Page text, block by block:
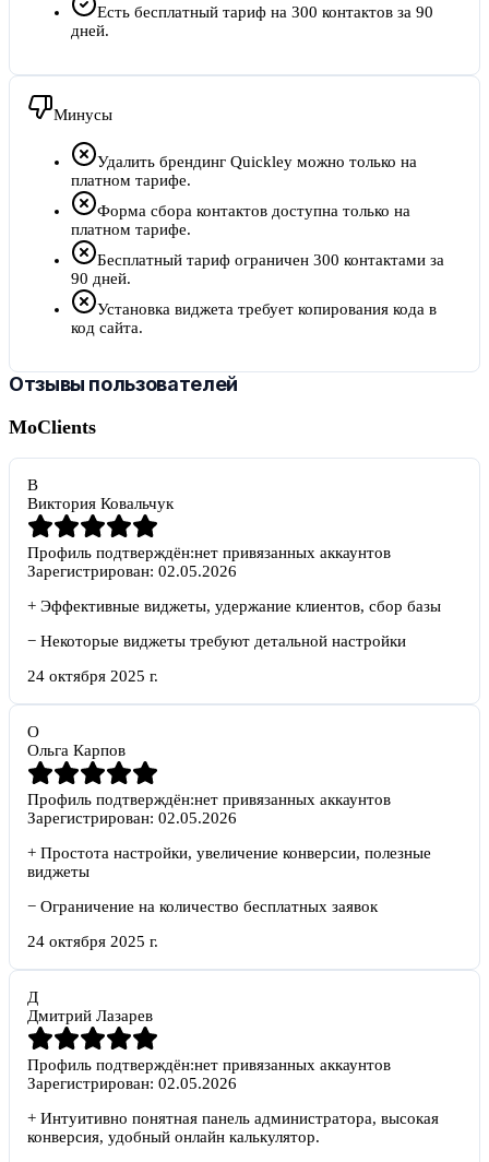
Есть бесплатный тариф на 300 контактов за 90
дней.
Минусы
Удалить брендинг Quickley можно только на
платном тарифе.
Форма сбора контактов доступна только на
платном тарифе.
Бесплатный тариф ограничен 300 контактами за
90 дней.
Установка виджета требует копирования кода в
код сайта.
Отзывы пользователей
MoClients
В
Виктория Ковальчук
Профиль подтверждён:нет привязанных аккаунтов
Зарегистрирован: 02.05.2026
+ Эффективные виджеты, удержание клиентов, сбор базы
− Некоторые виджеты требуют детальной настройки
24 октября 2025 г.
О
Ольга Карпов
Профиль подтверждён:нет привязанных аккаунтов
Зарегистрирован: 02.05.2026
+ Простота настройки, увеличение конверсии, полезные
виджеты
− Ограничение на количество бесплатных заявок
24 октября 2025 г.
Д
Дмитрий Лазарев
Профиль подтверждён:нет привязанных аккаунтов
Зарегистрирован: 02.05.2026
+ Интуитивно понятная панель администратора, высокая
конверсия, удобный онлайн калькулятор.